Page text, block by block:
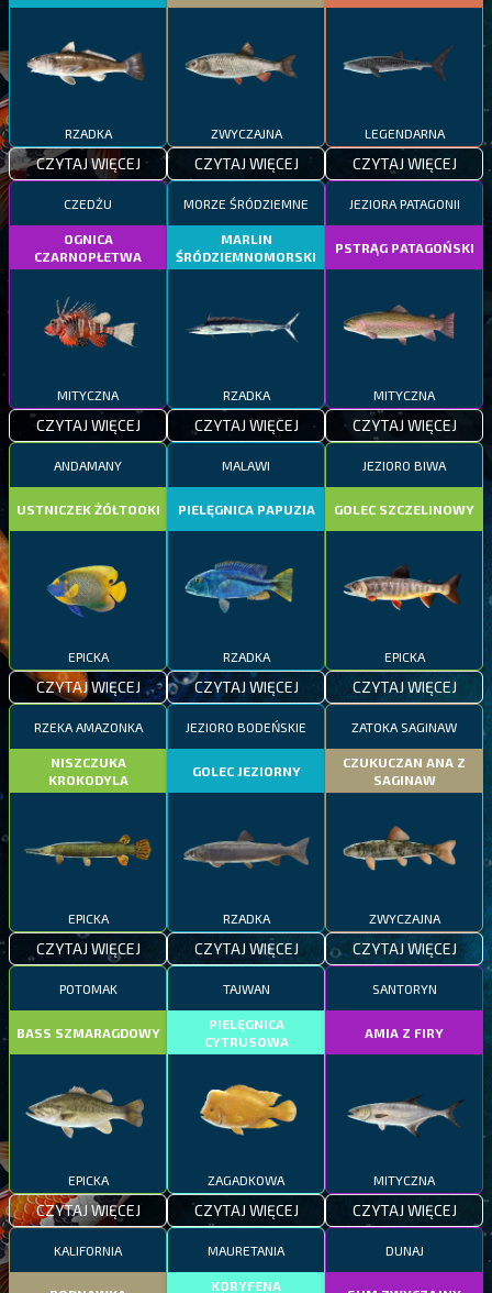
RZADKA
CZYTAJ WIĘCEJ
ZWYCZAJNA
CZYTAJ WIĘCEJ
LEGENDARNA
CZYTAJ WIĘCEJ
CZEDŻU
OGNICA
CZARNOPŁETWA
MITYCZNA
CZYTAJ WIĘCEJ
MORZE ŚRÓDZIEMNE
MARLIN
ŚRÓDZIEMNOMORSKI
RZADKA
CZYTAJ WIĘCEJ
JEZIORA PATAGONII
PSTRĄG PATAGOŃSKI
MITYCZNA
CZYTAJ WIĘCEJ
ANDAMANY
USTNICZEK ŻÓŁTOOKI
EPICKA
CZYTAJ WIĘCEJ
MALAWI
PIELĘGNICA PAPUZIA
RZADKA
CZYTAJ WIĘCEJ
JEZIORO BIWA
GOLEC SZCZELINOWY
EPICKA
CZYTAJ WIĘCEJ
RZEKA AMAZONKA
NISZCZUKA
KROKODYLA
EPICKA
CZYTAJ WIĘCEJ
JEZIORO BODEŃSKIE
GOLEC JEZIORNY
RZADKA
CZYTAJ WIĘCEJ
ZATOKA SAGINAW
CZUKUCZAN ANA Z
SAGINAW
ZWYCZAJNA
CZYTAJ WIĘCEJ
POTOMAK
BASS SZMARAGDOWY
EPICKA
CZYTAJ WIĘCEJ
TAJWAN
PIELĘGNICA
CYTRUSOWA
ZAGADKOWA
CZYTAJ WIĘCEJ
SANTORYN
AMIA Z FIRY
MITYCZNA
CZYTAJ WIĘCEJ
KALIFORNIA MAURETANIA
KORYFENA
DUNAJ